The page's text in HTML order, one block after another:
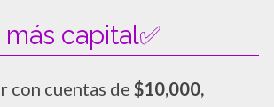
capital✅
con cuentas de $10,000,